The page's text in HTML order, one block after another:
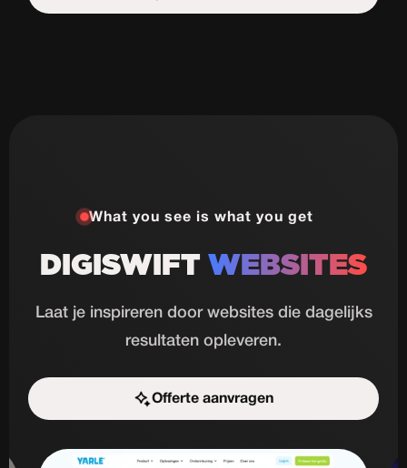
Start de uitdaging
What you see is what you get
DIGISWIFT WEBSITES
Laat je inspireren door websites die dagelijks
resultaten opleveren.
Offerte aanvragen
Start de uitdaging